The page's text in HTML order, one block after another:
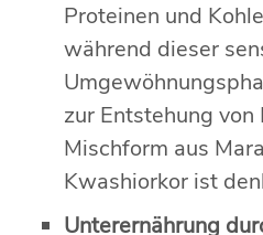
Proteinen und
während dieser
zur Entstehung
Mischform aus
Kwashiorkor ist
Unterernährung